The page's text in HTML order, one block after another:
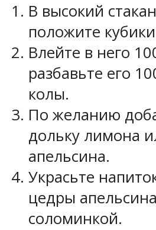
В высокий
положите
Влейте в него
разбавьте его
колы.
По желанию
дольку лимона
апельсина.
Украсьте
цедры
соломинкой.